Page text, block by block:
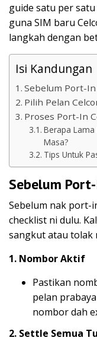
guide satu per
guna SIM baru
langkah dengan
Isi Kandungan
Sebelum Port-
Pilih Pelan
Proses Port-In
Berapa
Masa?
Tips Untuk
Sebelum
Sebelum nak port-
checklist ni dulu.
sangkut atau tolak
1. Nombor Aktif
Pastikan
pelan
nombor dah
2. Settle Semua